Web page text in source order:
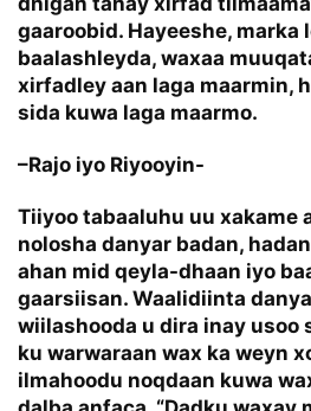
gaaroobid. Hayeeshe, marka
baalashleyda, waxaa
xirfadley aan laga maarmin,
sida kuwa laga maarmo.
–Rajo iyo Riyooyin-
Tiiyoo tabaaluhu uu xakame
nolosha danyar badan,
ahan mid qeyla-dhaan iyo
gaarsiisan. Waalidiinta
wiilashooda u dira inay usoo
ku warwaraan wax ka weyn
ilmahoodu noqdaan kuwa